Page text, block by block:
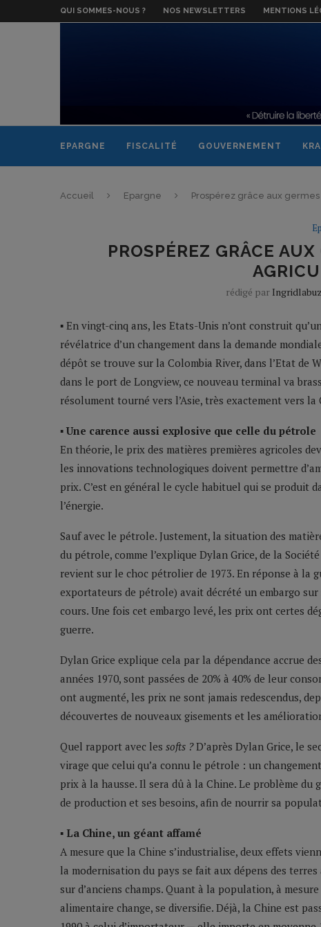
QUI SOMMES-NOUS ? NOS NEWSLETTERS MENTIONS
EPARGNE FISCALITÉ GOUVERNEMENT
Accueil Epargne Prospérez grâce aux
PROSPÉREZ GRÂCE
rédigé par
▪ En vingt-cinq ans, les Etats-Unis n’ont construit
révélatrice d’un changement dans la demande
dépôt se trouve sur la Colombia River, dans l’Etat de
dans le port de Longview, ce nouveau terminal va
résolument tourné vers l’Asie, très exactement vers la
▪ Une carence aussi explosive que celle du pétrole
En théorie, le prix des matières premières agricoles
les innovations technologiques doivent permettre
prix. C’est en général le cycle habituel qui se produit
l’énergie.
Sauf avec le pétrole. Justement, la situation des
du pétrole, comme l’explique Dylan Grice, de la
revient sur le choc pétrolier de 1973. En réponse à la
exportateurs de pétrole) avait décrété un embargo
cours. Une fois cet embargo levé, les prix ont certes
guerre.
Dylan Grice explique cela par la dépendance accrue
années 1970, sont passées de 20% à 40% de leur
ont augmenté, les prix ne sont jamais redescendus,
découvertes de nouveaux gisements et les
Quel rapport avec les softs ?D’après Dylan Grice, le
virage que celui qu’a connu le pétrole : un
prix à la hausse. Il sera dû à la Chine. Le problème
de production et ses besoins, afin de nourrir sa
▪ La Chine, un géant affamé
A mesure que la Chine s’industrialise, deux effets
la modernisation du pays se fait aux dépens des
sur d’anciens champs. Quant à la population, à
alimentaire change, se diversifie. Déjà, la Chine est